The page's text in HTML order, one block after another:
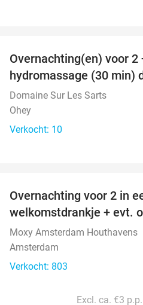
Overnachting(en) voor 2
hydromassage (30 min)
Domaine Sur Les Sarts
Ohey
Verkocht: 10
Overnachting voor 2 in
welkomstdrankje + evt.
Moxy Amsterdam Houthavens
Amsterdam
Verkocht: 803
Excl. ca. €3